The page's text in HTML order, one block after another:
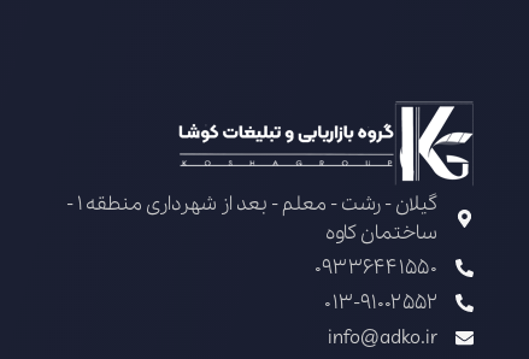
گیلان - رشت - معلم - بعد از شهرداری منطقه 1 -
ساختمان کاوه
09336441550
013-91002552
info@adko.ir